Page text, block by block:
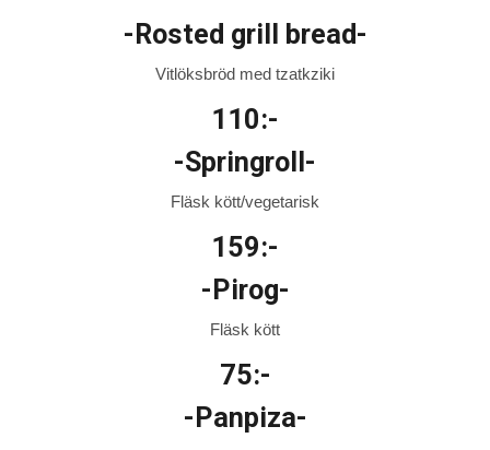
-Rosted grill bread-
Vitlöksbröd med tzatkziki
110:-
-Springroll-
Fläsk kött/vegetarisk
159:-
-Pirog-
Fläsk kött
75:-
-Panpiza-